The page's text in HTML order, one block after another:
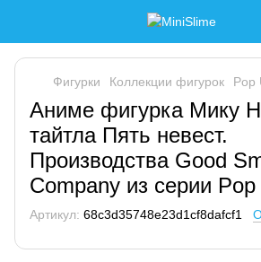
Фигурки Коллекции фигурок Pop
Аниме фигурка Мику
тайтла Пять невест.
Производства Good
Company из серии
Артикул: 68c3d35748e23d1cf8dafcf1